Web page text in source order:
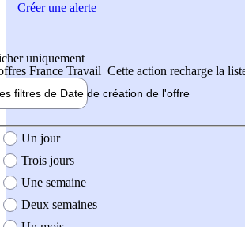
uniquement
France Travail Cette action recharge la
filtres de Date de création de l'offre
création de l'offre
Un jour
Trois jours
Une semaine
Deux semaines
Créer une alerte